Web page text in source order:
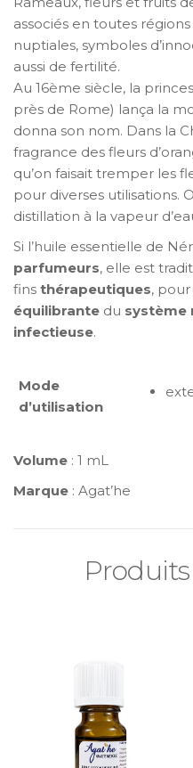
associés en toutes
nuptiales, symboles
aussi de fertilité.
Au 16ème siècle, la
près de Rome) lança la
donna son nom. Dans la
fragrance des fleurs
qu’on faisait tremper les
pour diverses utilisations.
distillation à la vapeur
Si l’huile essentielle de
parfumeurs, elle est
fins thérapeutiques, pour
équilibrante du système
infectieuse.
Mode
d’utilisation
Volume : 1 mL
Marque : Agat’he